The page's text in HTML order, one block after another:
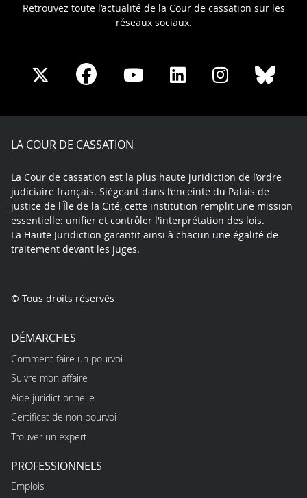
Retrouvez toute l’actualité de la Cour de cassation sur les
réseaux sociaux.
Share
X
Share
Facebook
Share
Youtube
Share
LinkedIn
Share
Instagram
LA COUR DE CASSATION
La Cour de cassation est la plus haute juridiction de l’ordre
judiciaire français. Siégeant dans l’enceinte du Palais de
justice de l'Île de la Cité, cette institution remplit une mission
essentielle: unifier et contrôler l'interprétation des lois.
La Haute Juridiction garantit ainsi à chacun une égalité de
traitement devant les juges.
© Tous droits réservés
DÉMARCHES
Comment faire un pourvoi
Suivre mon affaire
Aide juridictionnelle
Certificat de non pourvoi
Trouver un expert
PROFESSIONNELS
Emplois